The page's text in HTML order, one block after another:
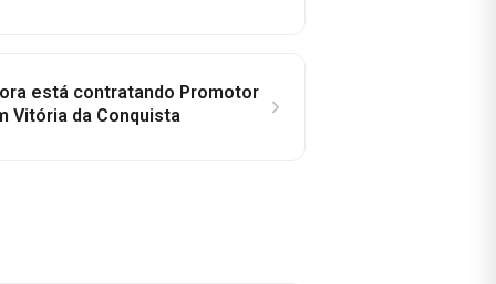
está contratando Promotor
Vitória da Conquista